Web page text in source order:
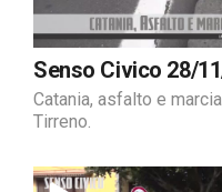
Senso Civico 28/
Catania, asfalto e
Tirreno.